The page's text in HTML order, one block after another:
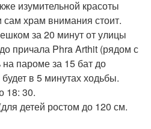
изумительной красоты
храм внимания стоит.
за 20 минут от улицы
причала Phra Arthit (рядом с
на пароме за 15 бат до
в 5 минутах ходьбы.
18: 30.
детей ростом до 120 см.